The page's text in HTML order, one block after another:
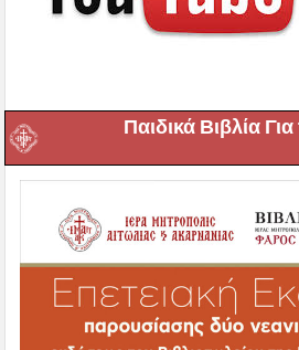
Παιδικά Βιβλία